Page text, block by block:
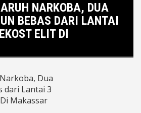
NARKOBA, DUA
BEBAS DARI LANTAI
ELIT DI